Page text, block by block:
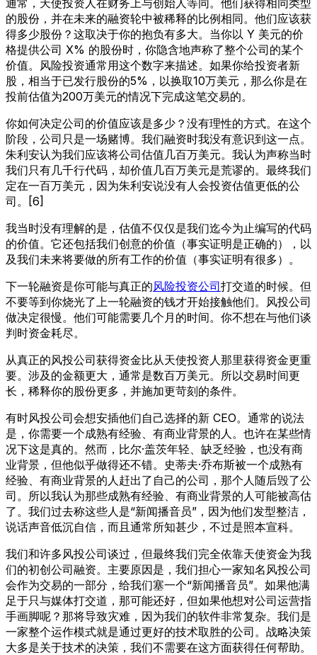
的股份，并在未来的融资轮中被稀释的比例相同。他们应该获
得多少股份？这取决于你的抱负有多大。当你以 Y 美元的价
格提供公司 X% 的股份时，你隐含地声称了整个公司的某个
价值。风险投资通常用这个数字来描述。如果你给投资者新
股，相当于已发行股份的5%，以换取10万美元，那么你是在
投前估值为200万美元的情况下完成这笔交易的。
你如何决定公司的价值应该是多少？没有理性的方式。在这个
阶段，公司只是一场赌博。我们融资时我没有意识到这一点。
朱利安认为我们应该将公司估值几百万美元。我认为声称当时
我们只有几千行代码，却价值几百万美元是荒谬的。最终我们
定在一百万美元，因为朱利安说没有人会投资估值更低的公
司。[6]
我当时没有理解的是，估值不仅仅是我们迄今为止编写的代码
的价值。它还包括我们创意的价值（事实证明是正确的），以
及我们未来将要做的所有工作的价值（事实证明有很多）。
下一轮融资是你可能与真正的风险投资公司打交道的时候。但
不要等到你烧光了上一轮融资的钱才开始接触他们。风投公司
做决定很慢。他们可能需要几个月的时间。你不想在与他们谈
判时资金耗尽。
从真正的风投公司获得资金比从天使投资人那里获得资金更重
要。涉及的金额更大，通常是数百万美元。所以交易时间更
长，稀释你的股份更多，并施加更苛刻的条件。
有时风投公司会想安插他们自己选择的新 CEO。通常的说法
是，你需要一个成熟有经验、有商业背景的人。也许在某些情
况下这是真的。然而，比尔·盖茨年轻、缺乏经验，也没有商
业背景，但他似乎做得还不错。史蒂夫·乔布斯被一个成熟有
经验、有商业背景的人赶出了自己的公司，那个人随后毁了公
司。所以我认为那些成熟有经验、有商业背景的人可能被高估
了。我们过去称这些人是“新闻播音员”，因为他们发型整洁，
说话声音低沉自信，而且通常所知甚少，不过是照本宣科。
我们和许多风投公司谈过，但最终我们完全依靠天使资金为我
们的初创公司融资。主要原因是，我们担心一家知名风投公司
会作为交易的一部分，给我们塞一个“新闻播音员”。如果他满
足于只与媒体打交道，那可能还好，但如果他想对公司运营指
手画脚呢？那将导致灾难，因为我们的软件非常复杂。我们是
一家整个运作模式就是通过更好的技术取胜的公司。战略决策
大多是关于技术的决策，我们不需要在这方面获得任何帮助。